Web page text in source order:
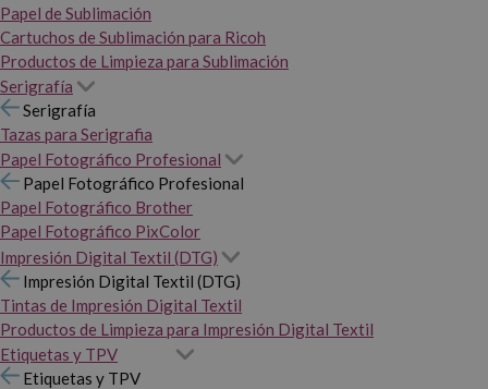
Papel de Sublimación
Cartuchos de Sublimación para Ricoh
Productos de Limpieza para Sublimación
Serigrafía
Serigrafía
Tazas para Serigrafia
Papel Fotográfico Profesional
Papel Fotográfico Profesional
Papel Fotográfico Brother
Papel Fotográfico PixColor
Impresión Digital Textil (DTG)
Impresión Digital Textil (DTG)
Tintas de Impresión Digital Textil
Productos de Limpieza para Impresión Digital Textil
Etiquetas y TPV
Etiquetas y TPV